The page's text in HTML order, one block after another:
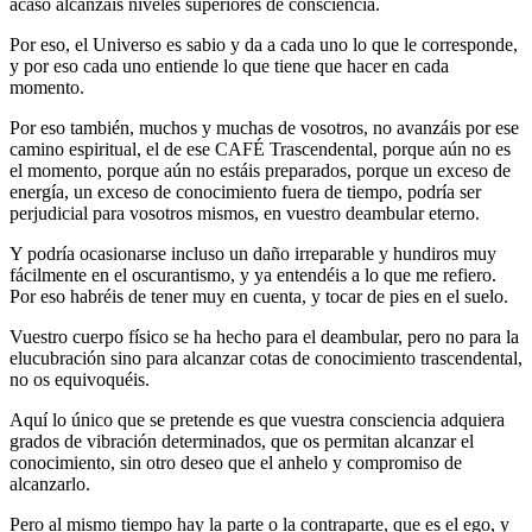
Por eso, el Universo es sabio y da a cada uno lo que le corresponde,
y por eso cada uno entiende lo que tiene que hacer en cada
momento.
Por eso también, muchos y muchas de vosotros, no avanzáis por ese
camino espiritual, el de ese CAFÉ Trascendental, porque aún no es
el momento, porque aún no estáis preparados, porque un exceso de
energía, un exceso de conocimiento fuera de tiempo, podría ser
perjudicial para vosotros mismos, en vuestro deambular eterno.
Y podría ocasionarse incluso un daño irreparable y hundiros muy
fácilmente en el oscurantismo, y ya entendéis a lo que me refiero.
Por eso habréis de tener muy en cuenta, y tocar de pies en el suelo.
Vuestro cuerpo físico se ha hecho para el deambular, pero no para la
elucubración sino para alcanzar cotas de conocimiento trascendental,
no os equivoquéis.
Aquí lo único que se pretende es que vuestra consciencia adquiera
grados de vibración determinados, que os permitan alcanzar el
conocimiento, sin otro deseo que el anhelo y compromiso de
alcanzarlo.
Pero al mismo tiempo hay la parte o la contraparte, que es el ego, y